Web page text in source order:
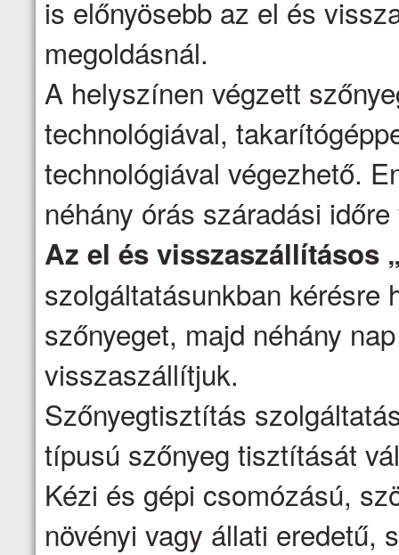
is előnyösebb az el és
megoldásnál.
A helyszínen végzett
technológiával,
technológiával végezhető.
néhány órás száradási
Az el és visszaszállításos
szolgáltatásunkban kérésre
szőnyeget, majd néhány
visszaszállítjuk.
Szőnyegtisztítás
típusú szőnyeg tisztítását
Kézi és gépi csomózású,
növényi vagy állati eredetű,